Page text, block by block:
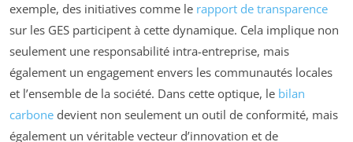
exemple, des initiatives comme le rapport de transparence
sur les GES participent à cette dynamique. Cela implique non
seulement une responsabilité intra-entreprise, mais
également un engagement envers les communautés locales
et l’ensemble de la société. Dans cette optique, le bilan
carbone devient non seulement un outil de conformité, mais
également un véritable vecteur d’innovation et de